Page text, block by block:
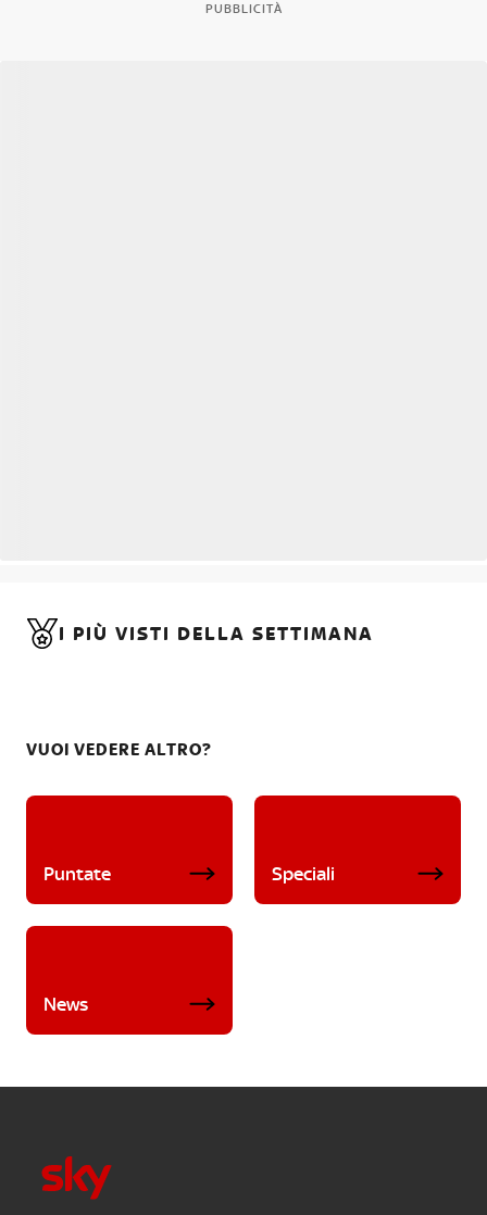
PUBBLICITÀ
I PIÙ VISTI DELLA SETTIMANA
VUOI VEDERE ALTRO?
Puntate Speciali
News